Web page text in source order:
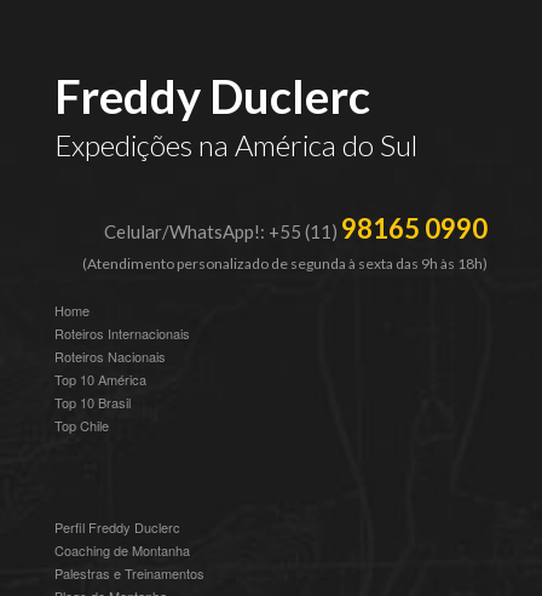
Freddy Duclerc
Expedições na América do Sul
Celular/WhatsApp!: +55 (11) 98165 0990
(Atendimento personalizado de segunda à sexta das 9h às 18h)
Home
Roteiros Internacionais
Roteiros Nacionais
Top 10 América
Top 10 Brasil
Top Chile
Perfil Freddy Duclerc
Coaching de Montanha
Palestras e Treinamentos